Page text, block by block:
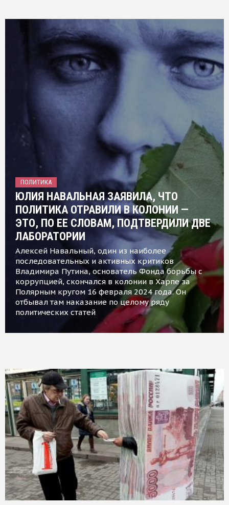
ПОЛИТИКА
ЮЛИЯ НАВАЛЬНАЯ ЗАЯВИЛА, ЧТО
ПОЛИТИКА ОТРАВИЛИ В КОЛОНИИ —
ЭТО, ПО ЕЕ СЛОВАМ, ПОДТВЕРДИЛИ ДВЕ
ЛАБОРАТОРИИ
Алексей Навальный, один из наиболее
последовательных и активных критиков
Владимира Путина, основатель Фонда борьбы с
коррупцией, скончался в колонии в Харпе за
Полярным кругом 16 февраля 2024 года. Он
отбывал там наказание по целому ряду
политических статей